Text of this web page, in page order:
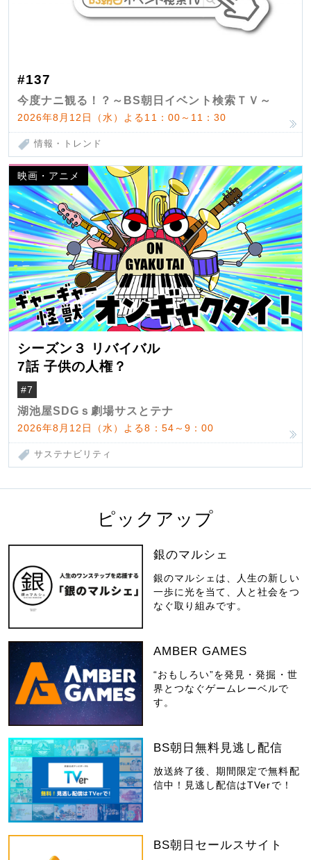
#137
今度ナニ観る！？～BS朝日イベント検索ＴＶ～
2026年8月12日（水）よる11：00～11：30
情報・トレンド
映画・アニメ
シーズン３ リバイバル
7話 子供の人権？
#7
湖池屋SDGｓ劇場サスとテナ
2026年8月12日（水）よる8：54～9：00
サステナビリティ
ピックアップ
銀のマルシェ
銀のマルシェは、人生の新しい
一歩に光を当て、人と社会をつ
なぐ取り組みです。
AMBER GAMES
“おもしろい”を発見・発掘・世
界とつなぐゲームレーベルで
す。
BS朝日無料見逃し配信
放送終了後、期間限定で無料配
信中！見逃し配信はTVerで！
BS朝日セールスサイト